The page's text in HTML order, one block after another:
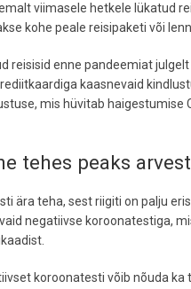
viimasele hetkele lükatud
kohe peale reisipaketi või
reisisid enne pandeemiat
kaasnevaid
mis hüvitab haigestumise
tehes peaks
ära teha, sest riigiti on palju
negatiivse koroonatestiga,
koroonatesti võib nõuda